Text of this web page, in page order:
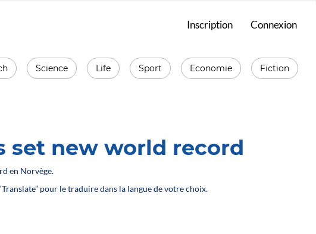
Inscription Connexion
Science Life Sport Economie Fiction
set new world record
en Norvège.
pour le traduire dans la langue de votre choix.